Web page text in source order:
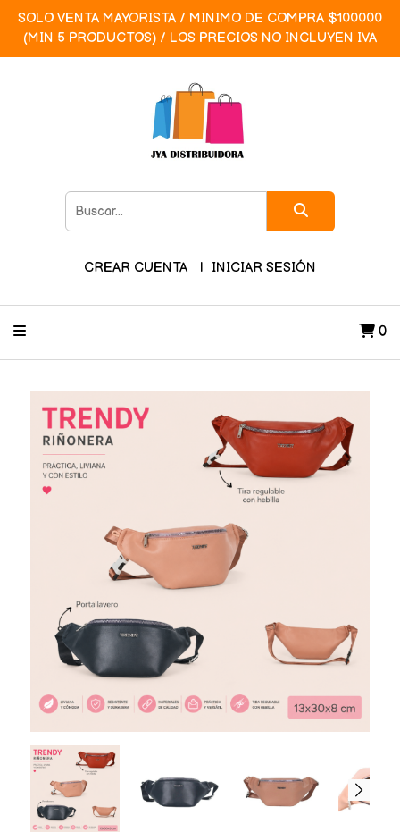
SOLO VENTA MAYORISTA / MINIMO DE COMPRA $100000
(MIN 5 PRODUCTOS) / LOS PRECIOS NO INCLUYEN IVA
CREAR CUENTA INICIAR SESIÓN
0